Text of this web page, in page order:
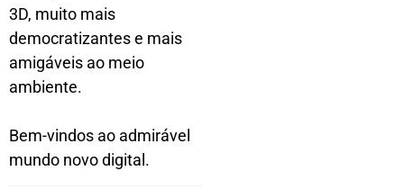
3D, muito mais
democratizantes e mais
amigáveis ao meio
ambiente.
Bem-vindos ao admirável
mundo novo digital.